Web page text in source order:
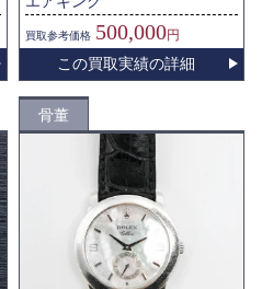
買取参考価格 500,000円
この買取実績の詳細
骨董